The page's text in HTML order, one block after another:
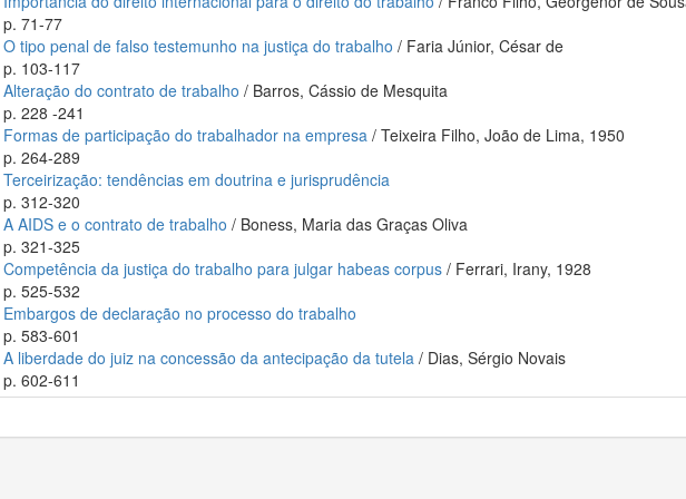
p. 71-77
O tipo penal de falso testemunho na justiça do trabalho / Faria Júnior, César de
p. 103-117
Alteração do contrato de trabalho / Barros, Cássio de Mesquita
p. 228 -241
Formas de participação do trabalhador na empresa / Teixeira Filho, João de Lima, 1950
p. 264-289
Terceirização: tendências em doutrina e jurisprudência
p. 312-320
A AIDS e o contrato de trabalho / Boness, Maria das Graças Oliva
p. 321-325
Competência da justiça do trabalho para julgar habeas corpus / Ferrari, Irany, 1928
p. 525-532
Embargos de declaração no processo do trabalho
p. 583-601
A liberdade do juiz na concessão da antecipação da tutela / Dias, Sérgio Novais
p. 602-611